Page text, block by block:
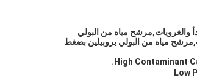
والغرويات,مرشح مياه من البولي
مياه من البولي بروبيلين بضغط
High Contaminant
,
Low